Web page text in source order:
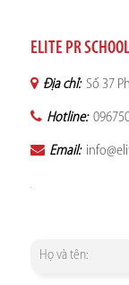
ELITE PR
Địa chỉ: Số 37
Hotline:
Email: